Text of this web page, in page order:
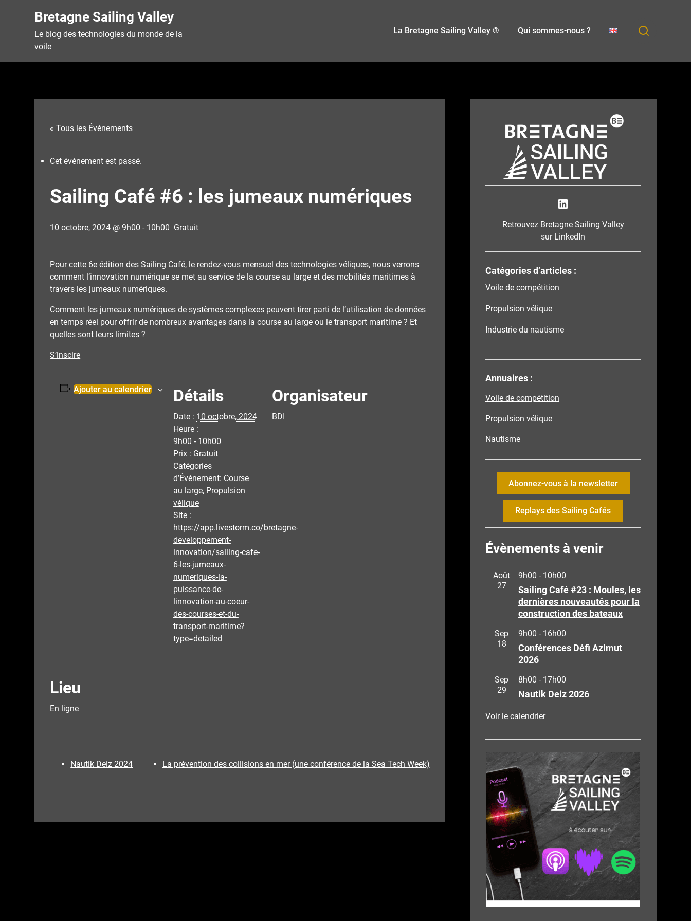
Bretagne Sailing Valley
Le blog des technologies du monde de la
voile
La Bretagne Sailing Valley ® Qui sommes-nous ?
« Tous les Évènements
Cet évènement est passé.
Sailing Café #6 : les jumeaux numériques
10 octobre, 2024 @ 9h00 - 10h00 Gratuit
Pour cette 6e édition des Sailing Café, le rendez-vous mensuel des technologies véliques, nous verrons
comment l’innovation numérique se met au service de la course au large et des mobilités maritimes à
travers les jumeaux numériques.
Comment les jumeaux numériques de systèmes complexes peuvent tirer parti de l’utilisation de données
en temps réel pour offrir de nombreux avantages dans la course au large ou le transport maritime ? Et
quelles sont leurs limites ?
S’inscire
Ajouter au calendrier Détails
Date : 10 octobre, 2024
Heure :
9h00 - 10h00
Prix : Gratuit
Catégories
d’Évènement: Course
au large, Propulsion
vélique
Site :
https://app.livestorm.co/bretagne-
developpement-
innovation/sailing-cafe-
6-les-jumeaux-
numeriques-la-
puissance-de-
linnovation-au-coeur-
des-courses-et-du-
transport-maritime?
type=detailed
Organisateur
BDI
Lieu
En ligne
Nautik Deiz 2024 La prévention des collisions en mer (une conférence de la Sea Tech Week)
Bretagne Sailing Valley
Retrouvez Bretagne Sailing Valley
sur LinkedIn
Catégories d’articles :
Voile de compétition
Propulsion vélique
Industrie du nautisme
Annuaires :
Voile de compétition
Propulsion vélique
Nautisme
Abonnez-vous à la newsletter
Replays des Sailing Cafés
Évènements à venir
Août
27
9h00 - 10h00
Sailing Café #23 : Moules, les
dernières nouveautés pour la
construction des bateaux
Sep
18
9h00 - 16h00
Conférences Défi Azimut
2026
Sep
29
8h00 - 17h00
Nautik Deiz 2026
Voir le calendrier